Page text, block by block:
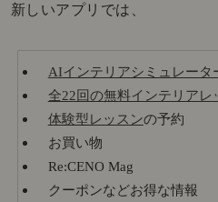
新しいアプリでは、
AIインテリアシミュレータ
全22回の無料インテリアレ
体験型レッスンの予約
お買い物
Re:CENO Mag
クーポンなどお得な情報